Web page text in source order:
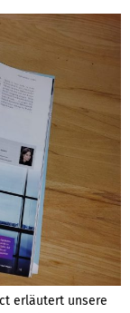
erläutert unsere